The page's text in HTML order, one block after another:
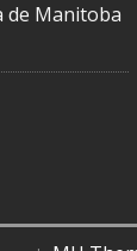
de Manitoba